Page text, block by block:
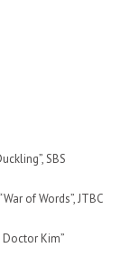
SBS
of Words”, JTBC
Doctor Kim”